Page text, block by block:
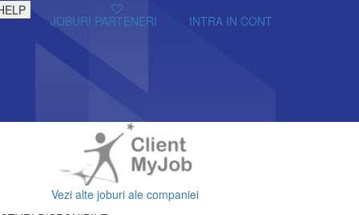
JOBURI PARTENERI INTRA IN CONT
Vezi alte joburi ale companiei